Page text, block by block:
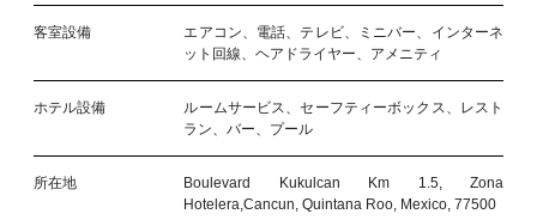
客室設備
エアコン、電話、テレビ、ミニバー、インターネ
ット回線、ヘアドライヤー、アメニティ
ホテル設備
ルームサービス、セーフティーボックス、レスト
ラン、バー、プール
所在地
Boulevard Kukulcan Km 1.5, Zona
Hotelera,Cancun, Quintana Roo, Mexico, 77500